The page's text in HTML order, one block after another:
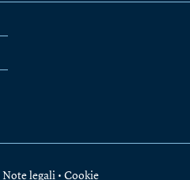
Note legali • Cookie